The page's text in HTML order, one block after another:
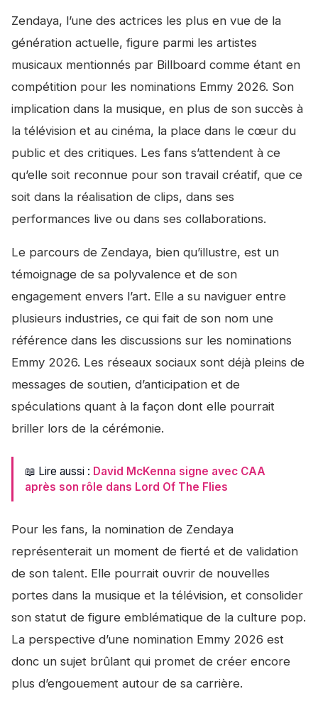
Zendaya, l’une des actrices les plus en vue de la
génération actuelle, figure parmi les artistes
musicaux mentionnés par Billboard comme étant en
compétition pour les nominations Emmy 2026. Son
implication dans la musique, en plus de son succès à
la télévision et au cinéma, la place dans le cœur du
public et des critiques. Les fans s’attendent à ce
qu’elle soit reconnue pour son travail créatif, que ce
soit dans la réalisation de clips, dans ses
performances live ou dans ses collaborations.
Le parcours de Zendaya, bien qu’illustre, est un
témoignage de sa polyvalence et de son
engagement envers l’art. Elle a su naviguer entre
plusieurs industries, ce qui fait de son nom une
référence dans les discussions sur les nominations
Emmy 2026. Les réseaux sociaux sont déjà pleins de
messages de soutien, d’anticipation et de
spéculations quant à la façon dont elle pourrait
briller lors de la cérémonie.
📖 Lire aussi : David McKenna signe avec CAA
après son rôle dans Lord Of The Flies
Pour les fans, la nomination de Zendaya
représenterait un moment de fierté et de validation
de son talent. Elle pourrait ouvrir de nouvelles
portes dans la musique et la télévision, et consolider
son statut de figure emblématique de la culture pop.
La perspective d’une nomination Emmy 2026 est
donc un sujet brûlant qui promet de créer encore
plus d’engouement autour de sa carrière.